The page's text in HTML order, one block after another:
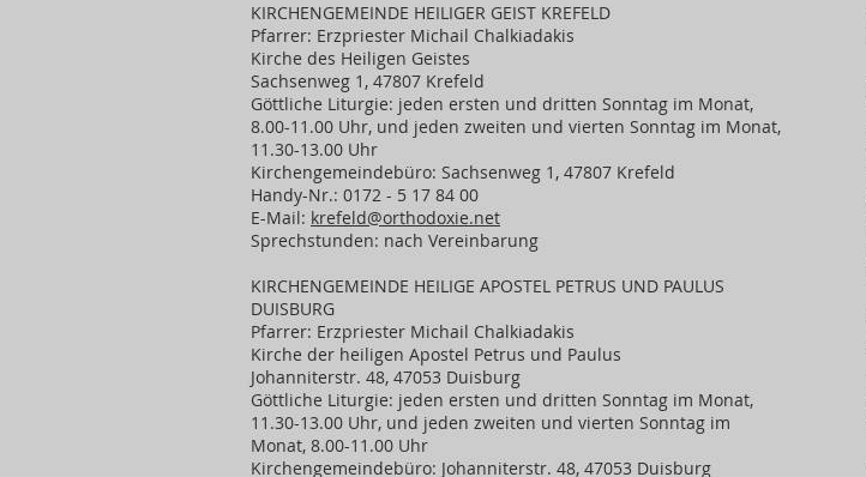
KIRCHENGEMEINDE HEILIGER GEIST KREFELD
Pfarrer: Erzpriester Michail Chalkiadakis
Kirche des Heiligen Geistes
Sachsenweg 1, 47807 Krefeld
Göttliche Liturgie: jeden ersten und dritten Sonntag im Monat,
8.00-11.00 Uhr, und jeden zweiten und vierten Sonntag im Monat,
11.30-13.00 Uhr
Kirchengemeindebüro: Sachsenweg 1, 47807 Krefeld
Handy-Nr.: 0172 - 5 17 84 00
E-Mail: krefeld@orthodoxie.net
Sprechstunden: nach Vereinbarung
KIRCHENGEMEINDE HEILIGE APOSTEL PETRUS UND PAULUS
DUISBURG
Pfarrer: Erzpriester Michail Chalkiadakis
Kirche der heiligen Apostel Petrus und Paulus
Johanniterstr. 48, 47053 Duisburg
Göttliche Liturgie: jeden ersten und dritten Sonntag im Monat,
11.30-13.00 Uhr, und jeden zweiten und vierten Sonntag im
Monat, 8.00-11.00 Uhr
Kirchengemeindebüro: Johanniterstr. 48, 47053 Duisburg